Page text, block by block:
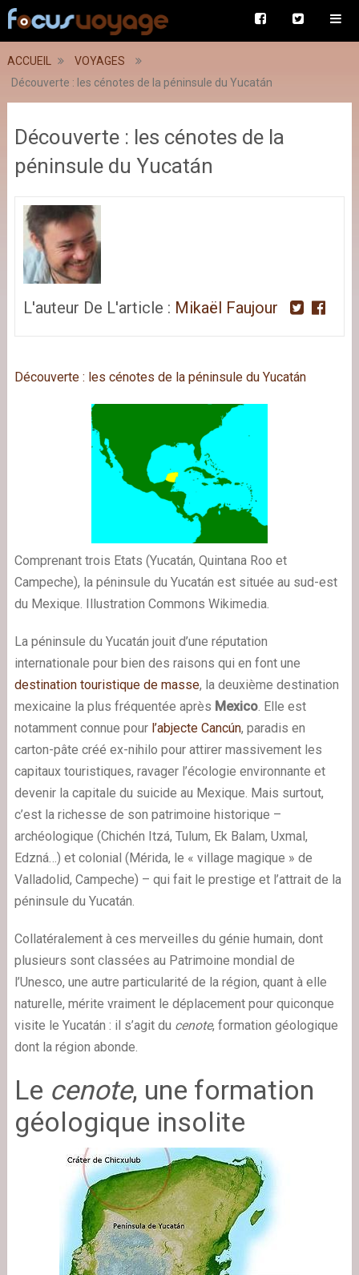
ACCUEIL
VOYAGES
Découverte : les cénotes de la péninsule du Yucatán
Découverte : les cénotes de la
péninsule du Yucatán
L'auteur De L'article : Mikaël Faujour
Découverte : les cénotes de la péninsule du Yucatán
Comprenant trois Etats (Yucatán, Quintana Roo et
Campeche), la péninsule du Yucatán est située au sud-est
du Mexique. Illustration Commons Wikimedia.
La péninsule du Yucatán jouit d’une réputation
internationale pour bien des raisons qui en font une
destination touristique de masse, la deuxième destination
mexicaine la plus fréquentée après Mexico. Elle est
notamment connue pour l’abjecte Cancún, paradis en
carton-pâte créé ex-nihilo pour attirer massivement les
capitaux touristiques, ravager l’écologie environnante et
devenir la capitale du suicide au Mexique. Mais surtout,
c’est la richesse de son patrimoine historique –
archéologique (Chichén Itzá, Tulum, Ek Balam, Uxmal,
Edzná…) et colonial (Mérida, le « village magique » de
Valladolid, Campeche) – qui fait le prestige et l’attrait de la
péninsule du Yucatán.
Collatéralement à ces merveilles du génie humain, dont
plusieurs sont classées au Patrimoine mondial de
l’Unesco, une autre particularité de la région, quant à elle
naturelle, mérite vraiment le déplacement pour quiconque
visite le Yucatán : il s’agit du cenote, formation géologique
dont la région abonde.
Le cenote, une formation
géologique insolite